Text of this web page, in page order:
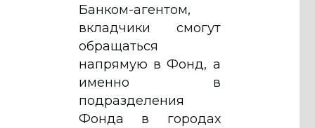
Банком-агентом,
вкладчики смогут
обращаться
напрямую в Фонд, а
именно в
подразделения
Фонда в городах